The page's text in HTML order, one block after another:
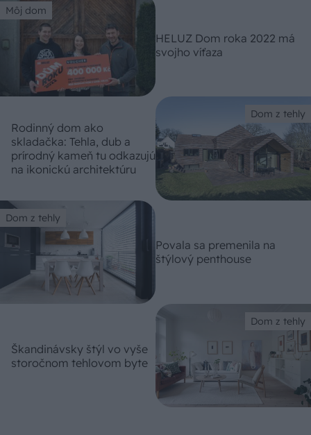
Môj dom
HELUZ Dom roka 2022 má
svojho víťaza
Dom z tehly
Rodinný dom ako
skladačka: Tehla, dub a
prírodný kameň tu odkazujú
na ikonickú architektúru
Dom z tehly
Povala sa premenila na
štýlový penthouse
Dom z tehly
Škandinávsky štýl vo vyše
storočnom tehlovom byte